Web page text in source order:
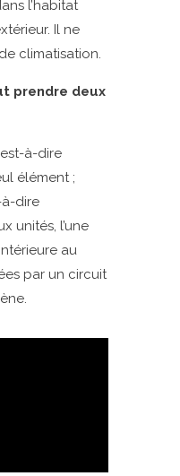
l’habitat
Il ne
climatisation.
prendre deux
à-dire
élément ;
à-dire
unités, l’une
au
par un circuit